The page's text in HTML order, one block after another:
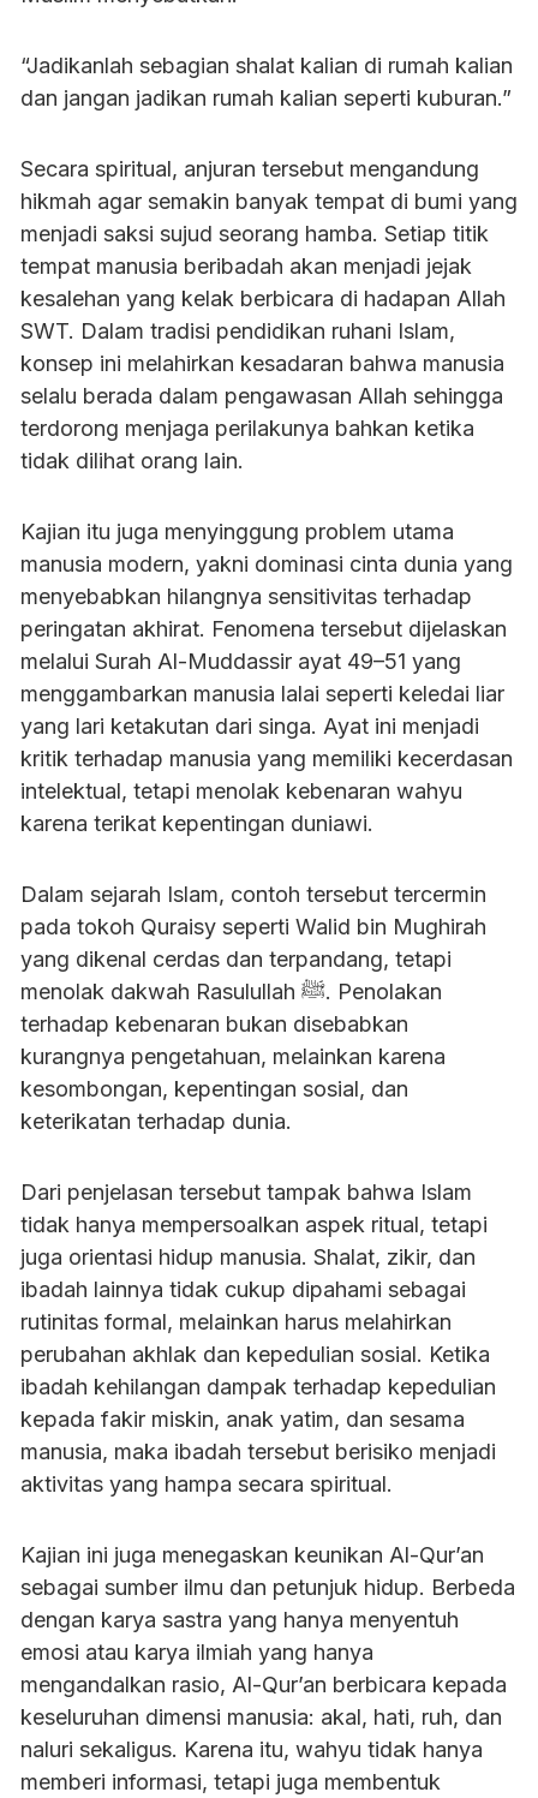
“Jadikanlah sebagian shalat kalian di rumah kalian
dan jangan jadikan rumah kalian seperti kuburan.”
Secara spiritual, anjuran tersebut mengandung
hikmah agar semakin banyak tempat di bumi yang
menjadi saksi sujud seorang hamba. Setiap titik
tempat manusia beribadah akan menjadi jejak
kesalehan yang kelak berbicara di hadapan Allah
SWT. Dalam tradisi pendidikan ruhani Islam,
konsep ini melahirkan kesadaran bahwa manusia
selalu berada dalam pengawasan Allah sehingga
terdorong menjaga perilakunya bahkan ketika
tidak dilihat orang lain.
Kajian itu juga menyinggung problem utama
manusia modern, yakni dominasi cinta dunia yang
menyebabkan hilangnya sensitivitas terhadap
peringatan akhirat. Fenomena tersebut dijelaskan
melalui Surah Al-Muddassir ayat 49–51 yang
menggambarkan manusia lalai seperti keledai liar
yang lari ketakutan dari singa. Ayat ini menjadi
kritik terhadap manusia yang memiliki kecerdasan
intelektual, tetapi menolak kebenaran wahyu
karena terikat kepentingan duniawi.
Dalam sejarah Islam, contoh tersebut tercermin
pada tokoh Quraisy seperti Walid bin Mughirah
yang dikenal cerdas dan terpandang, tetapi
menolak dakwah Rasulullah ﷺ. Penolakan
terhadap kebenaran bukan disebabkan
kurangnya pengetahuan, melainkan karena
kesombongan, kepentingan sosial, dan
keterikatan terhadap dunia.
Dari penjelasan tersebut tampak bahwa Islam
tidak hanya mempersoalkan aspek ritual, tetapi
juga orientasi hidup manusia. Shalat, zikir, dan
ibadah lainnya tidak cukup dipahami sebagai
rutinitas formal, melainkan harus melahirkan
perubahan akhlak dan kepedulian sosial. Ketika
ibadah kehilangan dampak terhadap kepedulian
kepada fakir miskin, anak yatim, dan sesama
manusia, maka ibadah tersebut berisiko menjadi
aktivitas yang hampa secara spiritual.
Kajian ini juga menegaskan keunikan Al-Qur’an
sebagai sumber ilmu dan petunjuk hidup. Berbeda
dengan karya sastra yang hanya menyentuh
emosi atau karya ilmiah yang hanya
mengandalkan rasio, Al-Qur’an berbicara kepada
keseluruhan dimensi manusia: akal, hati, ruh, dan
naluri sekaligus. Karena itu, wahyu tidak hanya
memberi informasi, tetapi juga membentuk